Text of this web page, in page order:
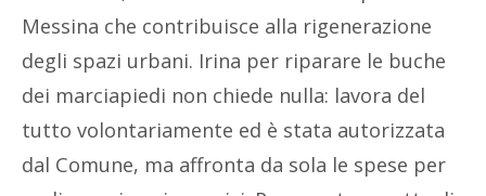
Messina che contribuisce alla rigenerazione
degli spazi urbani. Irina per riparare le buche
dei marciapiedi non chiede nulla: lavora del
tutto volontariamente ed è stata autorizzata
dal Comune, ma affronta da sola le spese per